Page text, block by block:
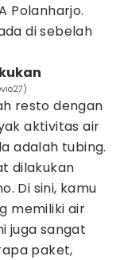
Polanharjo.
di sebelah
resto dengan
aktivitas air
adalah tubing.
dilakukan
Di sini, kamu
memiliki air
juga sangat
paket,